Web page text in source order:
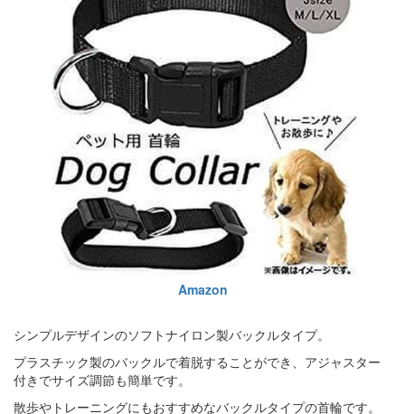
Amazon
シンプルデザインのソフトナイロン製バックルタイプ。
プラスチック製のバックルで着脱することができ、アジャスター
付きでサイズ調節も簡単です。
散歩やトレーニングにもおすすめなバックルタイプの首輪です。